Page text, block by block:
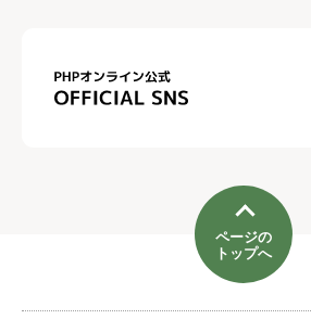
ページの
トップへ